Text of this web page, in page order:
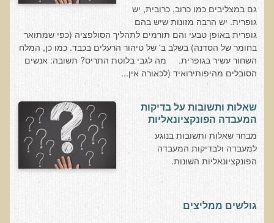
שאלונים רפואיים פונקציונאליים
טופס קבלה לייעוץ קליני
טופס הרשמה לקבלת ייעוץ / טיפול + טופס פרטי בריאות
היסטוריה כרונולוגית
שאלון Identi-T Stress Assesment
שאלון נוירוביהוויוראלי
שאלון מערכת התריס
שאלון אלרגיות למזון
שאלון אוטואימוני
גם במצליבים כמו כרוב, כרובית, יש
גופרית. יש הרבה מזונות שיש בהם
גופרית באופן טבעי והם תורמים לתהליך הסולפציה (כפי שמתואר
בחומר של הסדנה) בשלב ב' של טיהור הרעלים בכבד. כמו כן, המלח
השחור עשיר בגופרית. מה לגבי בלוטת התריס? תשובה: אנשים
הסובלים מהיפותירואיד (לכאורה אין...
שאלות ותשובות על בדיקות
המעבדה הפונקציונאליות
מבחר שאלות ותשובות בנוגע
למעבדה ולבדיקות המעבדה
הפונקציונאליות השונות.
גולשים ממליצים